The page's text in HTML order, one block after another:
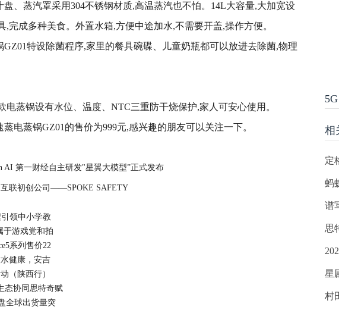
盘、蒸汽罩采用304不锈钢材质,高温蒸汽也不怕。14L大容量,大加宽设
,完成多种美食。外置水箱,方便中途加水,不需要开盖,操作方便。
GZ01特设除菌程序,家里的餐具碗碟、儿童奶瓶都可以放进去除菌,物理
电蒸锅设有水位、温度、NTC三重防干烧保护,家人可安心使用。
蒸电蒸锅GZ01的售价为999元,感兴趣的朋友可以关注一下。
AI 第一财经自主研发"星翼大模型”正式发布
联初创公司——SPOKE SAFETY
领中小学教
于游戏党和拍
系列售价22
健康，安吉
（陕西行）
态协同思特奇赋
全球出货量突
5G
相
定
蚂
谱
思
星
村